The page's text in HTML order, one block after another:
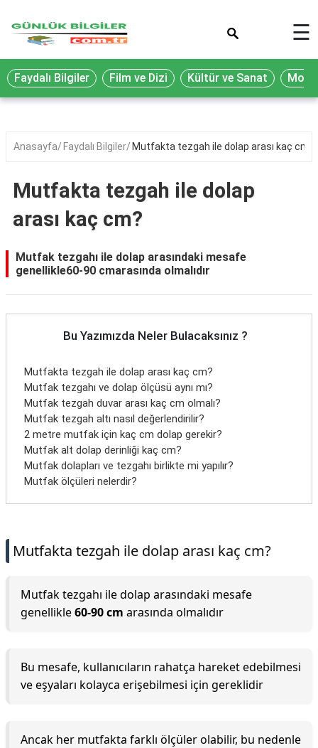
Eğitim
Ekonomi
Seyahat
Oyun
Yaşam
Hukuk
☰
Faydalı Bilgiler Film ve Dizi Kültür ve Sanat
Anasayfa Faydalı Bilgiler Mutfakta tezgah ile dolap arası kaç cm?
Mutfakta tezgah ile dolap
arası kaç cm?
Mutfak tezgahı ile dolap arasındaki mesafe
genellikle60-90 cmarasında olmalıdır
Bu Yazımızda Neler Bulacaksınız ?
Mutfakta tezgah ile dolap arası kaç cm?
Mutfak tezgahı ve dolap ölçüsü aynı mı?
Mutfak tezgah duvar arası kaç cm olmalı?
Mutfak tezgah altı nasıl değerlendirilir?
2 metre mutfak için kaç cm dolap gerekir?
Mutfak alt dolap derinliği kaç cm?
Mutfak dolapları ve tezgahı birlikte mi yapılır?
Mutfak ölçüleri nelerdir?
Mutfakta tezgah ile dolap arası kaç cm?
Mutfak tezgahı ile dolap arasındaki mesafe
genellikle60-90 cm arasında olmalıdır
Bu mesafe, kullanıcıların rahatça hareket edebilmesi
ve eşyaları kolayca erişebilmesi için gereklidir
Ancak her mutfakta farklı ölçüler olabilir, bu nedenle